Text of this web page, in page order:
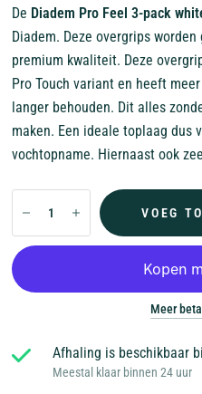
De Diadem Pro Feel 3-pack
Diadem. Deze overgrips
premium kwaliteit. Deze
Pro Touch variant en heeft
langer behouden. Dit alles
maken. Een ideale toplaag dus
vochtopname. Hiernaast ook
VOEG
Meer
Afhaling is beschikbaar
Meestal klaar binnen 24 uur